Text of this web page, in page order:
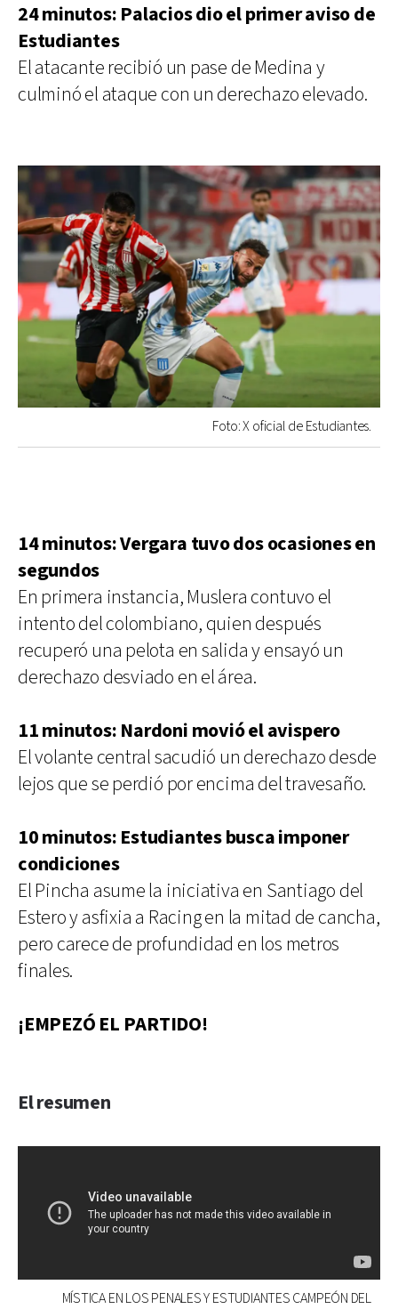
24 minutos: Palacios dio el primer aviso de
Estudiantes
El atacante recibió un pase de Medina y
culminó el ataque con un derechazo elevado.
Foto: X oficial de Estudiantes.
14 minutos: Vergara tuvo dos ocasiones en
segundos
En primera instancia, Muslera contuvo el
intento del colombiano, quien después
recuperó una pelota en salida y ensayó un
derechazo desviado en el área.
11 minutos: Nardoni movió el avispero
El volante central sacudió un derechazo desde
lejos que se perdió por encima del travesaño.
10 minutos: Estudiantes busca imponer
condiciones
El Pincha asume la iniciativa en Santiago del
Estero y asfixia a Racing en la mitad de cancha,
pero carece de profundidad en los metros
finales.
¡EMPEZÓ EL PARTIDO!
El resumen
MÍSTICA EN LOS PENALES Y ESTUDIANTES CAMPEÓN DEL